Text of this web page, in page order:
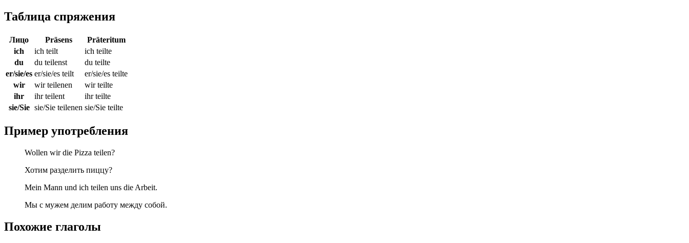
Таблица спряжения
Лицо Präsens
Präteritum
ich
ich teilt
ich teilte
du
du teilenst
du teilte
er/sie/es er/sie/es teilt
er/sie/es teilte
wir
wir teilenen
wir teilte
ihr
ihr teilent
ihr teilte
sie/Sie sie/Sie teilenen sie/Sie teilte
Пример употребления
Wollen wir die Pizza teilen?
Хотим разделить пиццу?
Mein Mann und ich teilen uns die Arbeit.
Мы с мужем делим работу между собой.
Похожие глаголы